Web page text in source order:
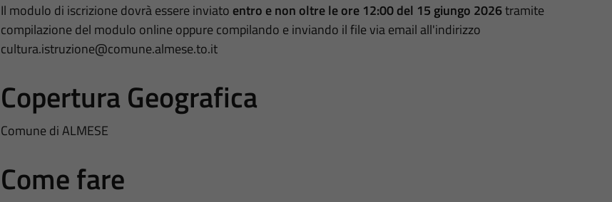
Il modulo di iscrizione dovrà essere inviato entro e non oltre le ore 12:00 del 15 giungo 2026tramite
compilazione del modulo online oppure compilando e inviando il file via email all'indirizzo
cultura.istruzione@comune.almese.to.it
Copertura Geografica
Comune di ALMESE
Come fare